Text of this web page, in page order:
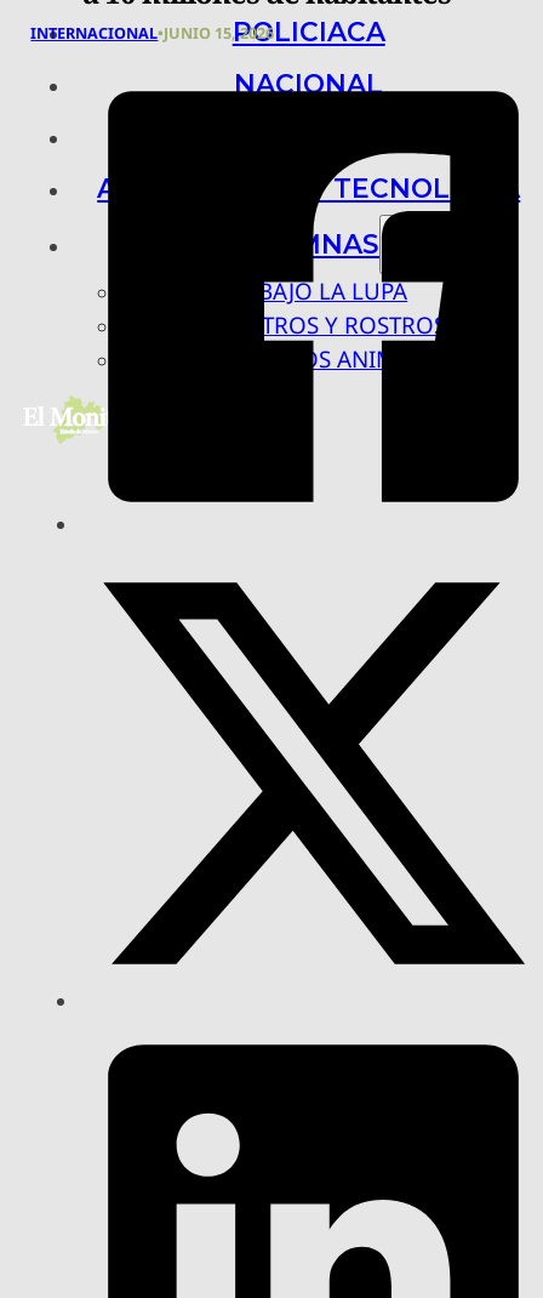
POLICIACA
NACIONAL
ARTE, CIENCIA Y TECNOLOGÍA
COLUMNAS
BAJO LA LUPA
RASTROS Y ROSTROS
VÍNCULOS ANIMALES
INTERNACIONAL•JUNIO 15, 2026